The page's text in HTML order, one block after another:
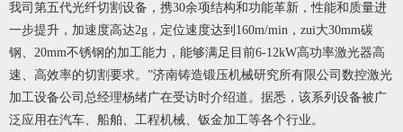
我司第五代光纤切割设备，携30余项结构和功能革新，性能和质量进
一步提升，加速度高达2g，定位速度达到160m/min，zui大30mm碳
钢、20mm不锈钢的加工能力，能够满足目前6-12kW高功率激光器高
速、高效率的切割要求。”济南铸造锻压机械研究所有限公司数控激光
加工设备公司总经理杨绪广在受访时介绍道。据悉，该系列设备被广
泛应用在汽车、船舶、工程机械、钣金加工等各个行业。